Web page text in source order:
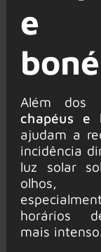
e
Além dos
chapéus e
ajudam a
incidência
luz solar
olhos,
horários
mais